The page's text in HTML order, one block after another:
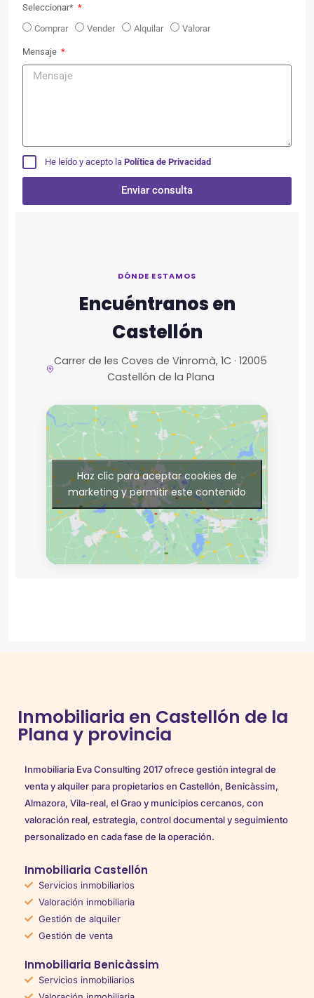
Seleccionar*
Comprar
Vender Alquilar Valorar
Mensaje
He leído y acepto la Política de Privacidad
Enviar consulta
DÓNDE ESTAMOS
Encuéntranos en
Castellón
Carrer de les Coves de Vinromà, 1C · 12005
Castellón de la Plana
Haz clic para aceptar cookies de
marketing y permitir este contenido
Inmobiliaria en Castellón de la
Plana y provincia
Inmobiliaria Eva Consulting 2017 ofrece gestión integral de
venta y alquiler para propietarios en Castellón, Benicàssim,
Almazora, Vila-real, el Grao y municipios cercanos, con
valoración real, estrategia, control documental y seguimiento
personalizado en cada fase de la operación.
Inmobiliaria Castellón
Servicios inmobiliarios
Valoración inmobiliaria
Gestión de alquiler
Gestión de venta
Inmobiliaria Benicàssim
Servicios inmobiliarios